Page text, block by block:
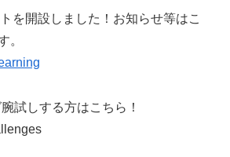
を開設しました！お知らせ等はこ
。
試しする方はこちら！